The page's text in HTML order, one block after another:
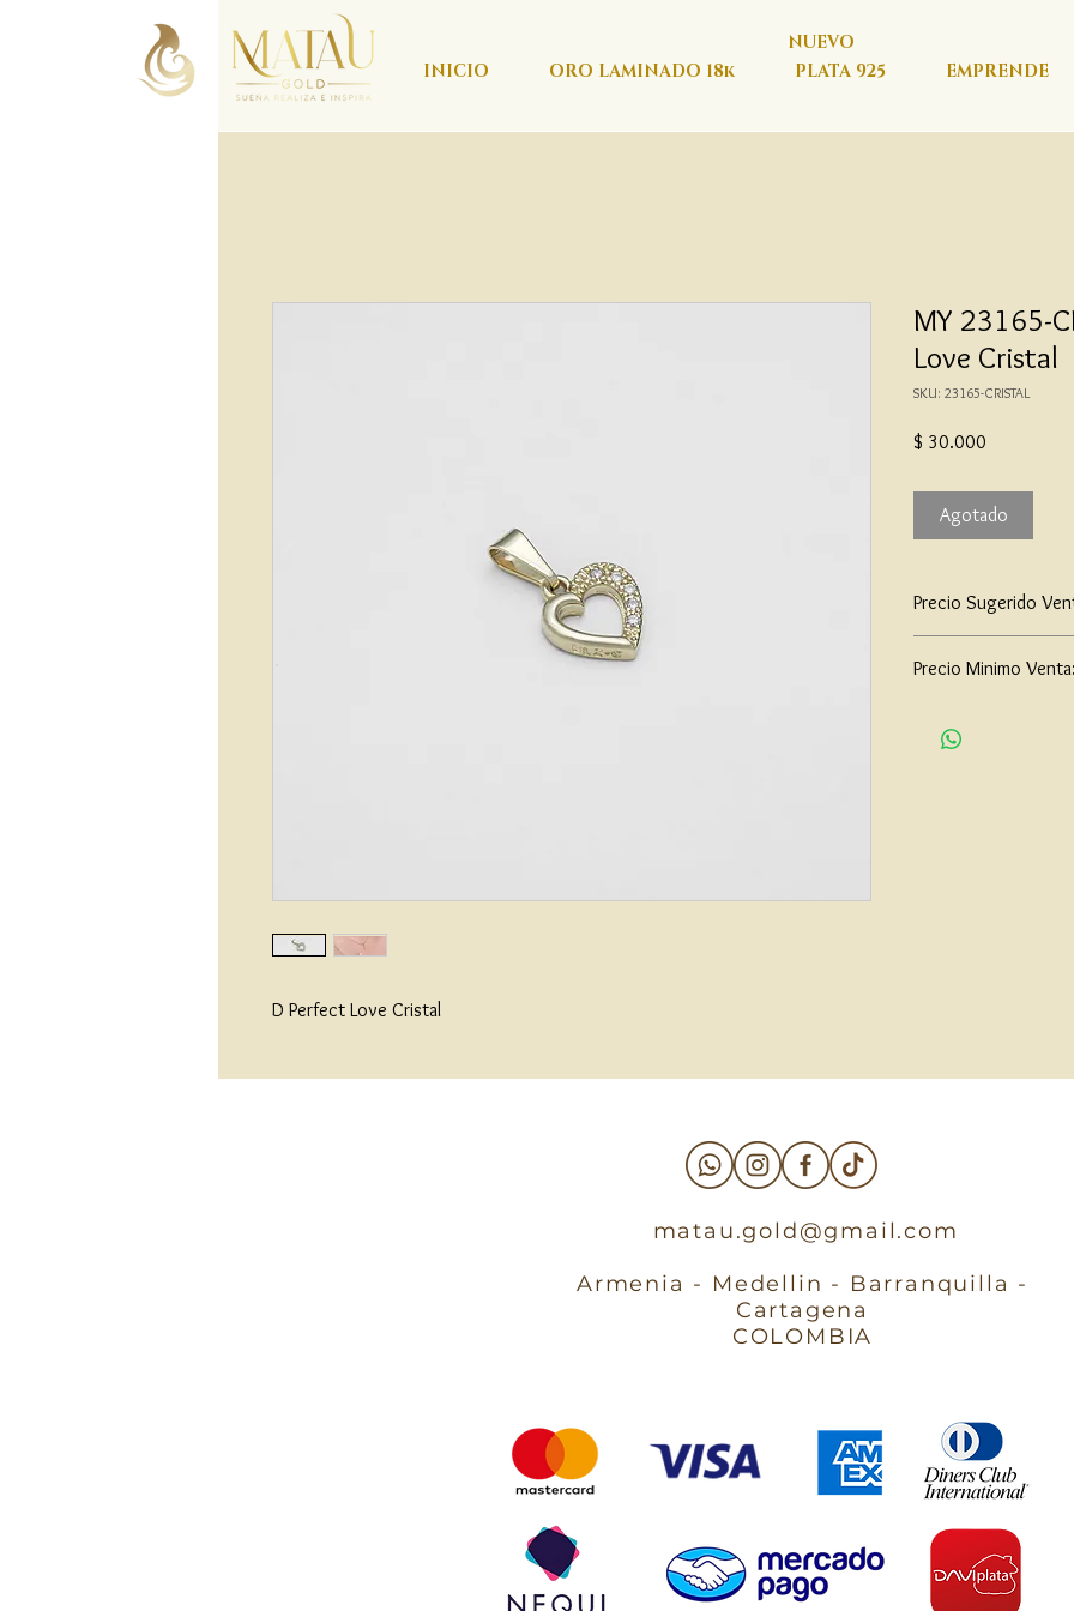
INICIO ORO LAMINADO 18k PLATA 925 EMPRENDE
NUEVO
D Perfect Love Cristal
MY 23165-
Love Cristal
SKU: 23165-CRISTAL
$ 30.000
Agotado
Precio Sugerido
Precio Minimo Venta:
matau.gold@gmail.com
Armenia - Medellin - Barranquilla -
Cartagena
COLOMBIA